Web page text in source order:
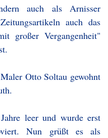
auch als Arnisser
auch das
großer Vergangenheit"
Otto Soltau gewohnt
leer und wurde erst
Nun grüßt es als